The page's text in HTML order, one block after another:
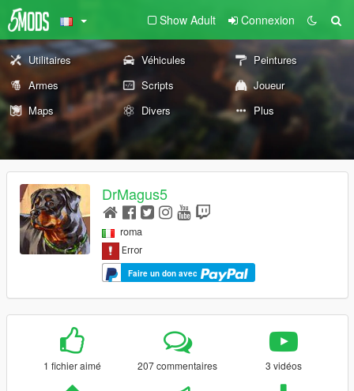
Show Adult Connexion
Utilitaires Véhicules
Peintures
Armes
Scripts
Joueur
Maps
Divers Plus
DrMagus5
roma
Faire un don avec
1 fichier aimé 207 commentaires 3 vidéos